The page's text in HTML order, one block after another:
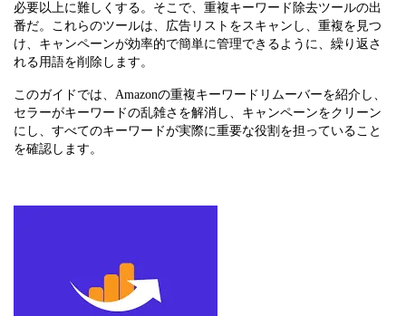
必要以上に難しくする。そこで、重複キーワード除去ツールの出
番だ。これらのツールは、広告リストをスキャンし、重複を見つ
け、キャンペーンが効率的で簡単に管理できるように、繰り返さ
れる用語を削除します。
このガイドでは、Amazonの重複キーワードリムーバーを紹介し、
セラーがキーワードの乱雑さを解消し、キャンペーンをクリーン
にし、すべてのキーワードが実際に重要な役割を担っていること
を確認します。